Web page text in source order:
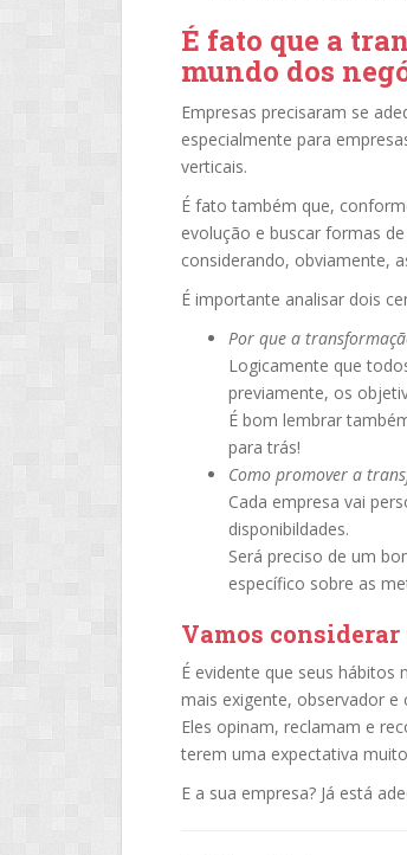
É fato que a
mundo dos
Empresas precisaram se
especialmente para
verticais.
É fato também que,
evolução e buscar formas
considerando, obviamente,
É importante analisar dois
Por que a
Logicamente que
previamente, os
É bom lembrar
para trás!
Como promover a
Cada empresa vai
disponibildades.
Será preciso de um
específico sobre as
Vamos
É evidente que seus
mais exigente, observador
Eles opinam, reclamam e
terem uma expectativa
E a sua empresa? Já está